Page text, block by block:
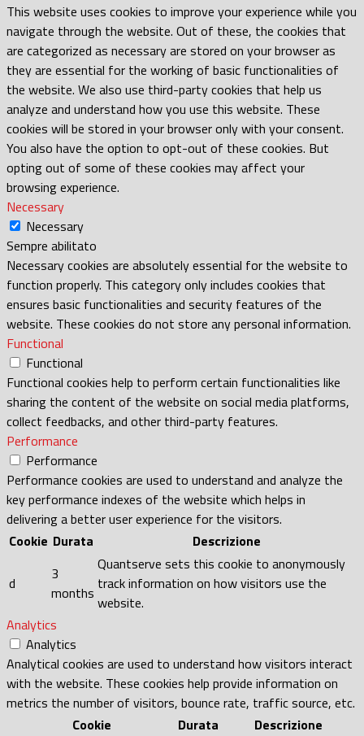
This website uses cookies to improve your experience while you
navigate through the website. Out of these, the cookies that
are categorized as necessary are stored on your browser as
they are essential for the working of basic functionalities of
the website. We also use third-party cookies that help us
analyze and understand how you use this website. These
cookies will be stored in your browser only with your consent.
You also have the option to opt-out of these cookies. But
opting out of some of these cookies may affect your
browsing experience.
Necessary
Necessary
Sempre abilitato
Necessary cookies are absolutely essential for the website to
function properly. This category only includes cookies that
ensures basic functionalities and security features of the
website. These cookies do not store any personal information.
Functional
Functional
Functional cookies help to perform certain functionalities like
sharing the content of the website on social media platforms,
collect feedbacks, and other third-party features.
Performance
Performance
Performance cookies are used to understand and analyze the
key performance indexes of the website which helps in
delivering a better user experience for the visitors.
Cookie Durata Descrizione
d
3
months
Quantserve sets this cookie to anonymously
track information on how visitors use the
website.
Analytics
Analytics
Analytical cookies are used to understand how visitors interact
with the website. These cookies help provide information on
metrics the number of visitors, bounce rate, traffic source, etc.
Cookie
Durata Descrizione